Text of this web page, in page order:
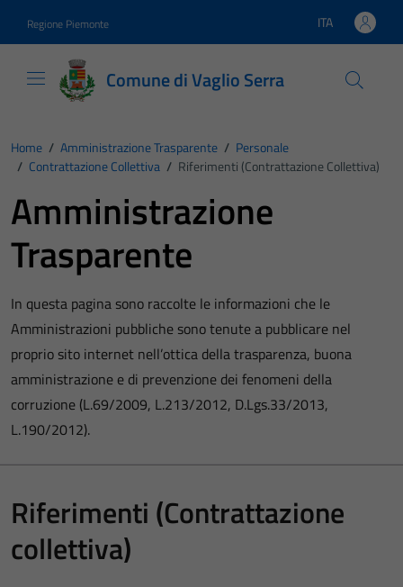
Regione Piemonte Lingua attiva:
ITA
Comune di Vaglio Serra
Home / Amministrazione Trasparente / Personale
/ Contrattazione Collettiva / Riferimenti (Contrattazione Collettiva)
Amministrazione
Trasparente
In questa pagina sono raccolte le informazioni che le
Amministrazioni pubbliche sono tenute a pubblicare nel
proprio sito internet nell’ottica della trasparenza, buona
amministrazione e di prevenzione dei fenomeni della
corruzione (L.69/2009, L.213/2012, D.Lgs.33/2013,
L.190/2012).
Riferimenti (Contrattazione
collettiva)